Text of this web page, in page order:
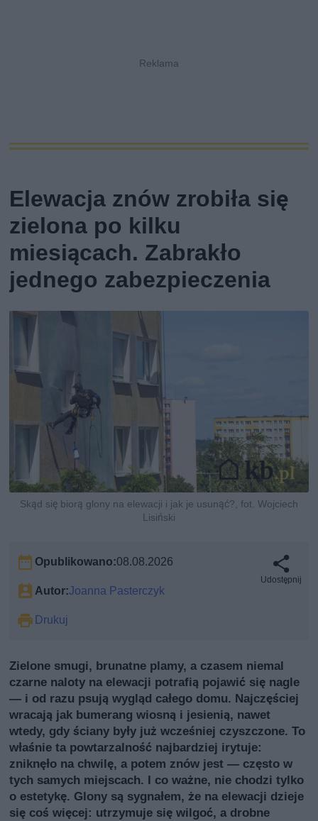
Elewacja znów zrobiła się
zielona po kilku
miesiącach. Zabrakło
jednego zabezpieczenia
Skąd się biorą glony na elewacji i jak je usunąć?, fot. Wojciech
Lisiński
Opublikowano:08.08.2026
Autor:Joanna Pasterczyk
Drukuj
Udostępnij
Zielone smugi, brunatne plamy, a czasem niemal
czarne naloty na elewacji potrafią pojawić się nagle
— i od razu psują wygląd całego domu. Najczęściej
wracają jak bumerang wiosną i jesienią, nawet
wtedy, gdy ściany były już wcześniej czyszczone. To
właśnie ta powtarzalność najbardziej irytuje:
zniknęło na chwilę, a potem znów jest — często w
tych samych miejscach. I co ważne, nie chodzi tylko
o estetykę. Glony są sygnałem, że na elewacji dzieje
się coś więcej: utrzymuje się wilgoć, a drobne